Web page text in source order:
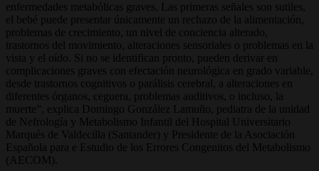
enfermedades metabólicas graves. Las primeras señales son sutiles,
el bebé puede presentar únicamente un rechazo de la alimentación,
problemas de crecimiento, un nivel de conciencia alterado,
trastornos del movimiento, alteraciones sensoriales o problemas en la
vista y el oído. Si no se identifican pronto, pueden derivar en
complicaciones graves con efectación neurológica en grado variable,
desde trastornos cognitivos o parálisis cerebral, a alteraciones en
diferentes órganos, ceguera, problemas auditivos, o incluso, la
muerte”, explica Domingo González Lamuño, pediatra de la unidad
de Nefrología y Metabolismo Infantil del Hospital Universitario
Marqués de Valdecilla (Santander) y Presidente de la Asociación
Española para e Estudio de los Errores Congenitos del Metabolismo
(AECOM).